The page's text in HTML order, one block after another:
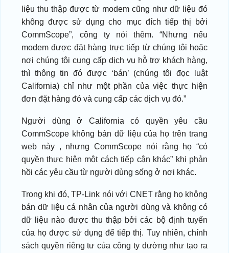
liệu thu thập được từ modem cũng như dữ liệu đó
không được sử dụng cho mục đích tiếp thị bởi
CommScope”, công ty nói thêm. “Nhưng nếu
modem được đặt hàng trực tiếp từ chúng tôi hoặc
nơi chúng tôi cung cấp dịch vụ hỗ trợ khách hàng,
thì thông tin đó được ‘bán’ (chúng tôi đọc luật
California) chỉ như một phần của việc thực hiện
đơn đặt hàng đó và cung cấp các dịch vụ đó.”
Người dùng ở California có quyền yêu cầu
CommScope không bán dữ liệu của họ trên trang
web này , nhưng CommScope nói rằng họ “có
quyền thực hiện một cách tiếp cận khác” khi phản
hồi các yêu cầu từ người dùng sống ở nơi khác.
Trong khi đó, TP-Link nói với CNET rằng họ không
bán dữ liệu cá nhân của người dùng và không có
dữ liệu nào được thu thập bởi các bộ định tuyến
của họ được sử dụng để tiếp thị. Tuy nhiên, chính
sách quyền riêng tư của công ty dường như tạo ra